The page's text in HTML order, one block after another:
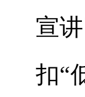
宣
扣“